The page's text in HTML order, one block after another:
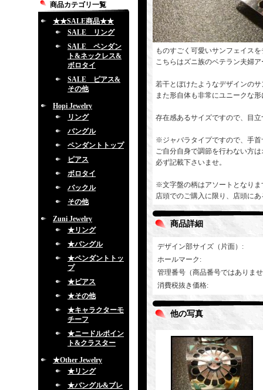
商品カテゴリ一覧
★★SALE商品★★
SALE リング
SALE ペンダン
ト&ネックレス&
ボロタイ
SALE ピアス&
その他
Hopi Jewelry
リング
バングル
ペンダントトップ
ピアス
ボロタイ
バックル
その他
Zuni Jewelry
★リング
★バングル
★ペンダントトッ
プ
★ピアス
★その他
★キャラクターモ
チーフ
★ニードルポイン
ト&クラスター
★Other Jewelry
★リング
★バングル&ブレ
ものすごく可愛いサンフェイス
こちらはズニ族のベテラン夫婦ア
若干とぼけたようなデザインの
また形自体も非常にユニークな
存在感あるサイズですので、目
※ジャバラタイプですので、手
ご自分自身で調節を行わない方
必ず記載下さいませ。
※文字盤の柄はアソートとなり
店頭でのご購入に限り、店頭に
商品詳細
デザイン部サイズ（片面） :
ホールマーク :
管理番号（商品番号ではありま
消費税抜き価格:
他の写真